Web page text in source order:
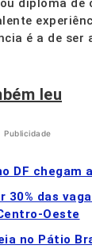
diploma de
é a de ser
leu
Publicidade
DF chegam
30% das
Oeste
no Pátio